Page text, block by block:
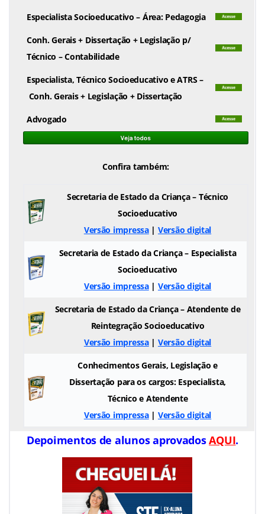
Especialista Socioeducativo – Área: Pedagogia
Conh. Gerais + Dissertação + Legislação p/
Técnico – Contabilidade
Especialista, Técnico Socioeducativo e ATRS –
Conh. Gerais + Legislação + Dissertação
Advogado
Confira também:
Secretaria de Estado da Criança – Técnico
Socioeducativo
Versão impressa| Versão digital
Secretaria de Estado da Criança – Especialista
Socioeducativo
Versão impressa| Versão digital
Secretaria de Estado da Criança – Atendente de
Reintegração Socioeducativo
Versão impressa| Versão digital
Conhecimentos Gerais, Legislação e
Dissertação para os cargos: Especialista,
Técnico e Atendente
Versão impressa| Versão digital
Depoimentos de alunos aprovadosAQUI.